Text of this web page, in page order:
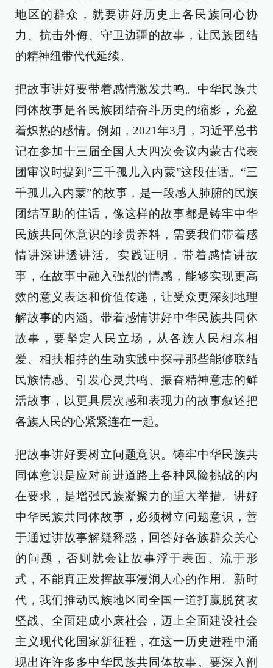
地区的群众，就要讲好历史上各民族同心协
力、抗击外侮、守卫边疆的故事，让民族团结
的精神纽带代代延续。
把故事讲好要带着感情激发共鸣。中华民族共
同体故事是各民族团结奋斗历史的缩影，充盈
着炽热的感情。例如，2021年3月，习近平总书
记在参加十三届全国人大四次会议内蒙古代表
团审议时提到“三千孤儿入内蒙”这段佳话。“三
千孤儿入内蒙”的故事，是一段感人肺腑的民族
团结互助的佳话，像这样的故事都是铸牢中华
民族共同体意识的珍贵养料，需要我们带着感
情讲深讲透讲活。实践证明，带着感情讲故
事，在故事中融入强烈的情感，能够实现更高
效的意义表达和价值传递，让受众更深刻地理
解故事的内涵。带着感情讲好中华民族共同体
故事，要坚定人民立场，从各族人民相亲相
爱、相扶相持的生动实践中探寻那些能够联结
民族情感、引发心灵共鸣、振奋精神意志的鲜
活故事，以更具层次感和表现力的故事叙述把
各族人民的心紧紧连在一起。
把故事讲好要树立问题意识。铸牢中华民族共
同体意识是应对前进道路上各种风险挑战的内
在要求，是增强民族凝聚力的重大举措。讲好
中华民族共同体故事，必须树立问题意识，善
于通过讲故事解疑释惑，回答好各族群众关心
的问题，否则就会让故事浮于表面、流于形
式，不能真正发挥故事浸润人心的作用。新时
代，我们推动民族地区同全国一道打赢脱贫攻
坚战、全面建成小康社会，迈上全面建设社会
主义现代化国家新征程，在这一历史进程中涌
现出许许多多中华民族共同体故事。要深入剖